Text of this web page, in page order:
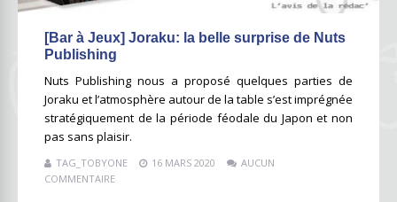
[Bar à Jeux] Joraku: la belle surprise de Nuts
Publishing
Nuts Publishing nous a proposé quelques parties de
Joraku et l’atmosphère autour de la table s’est imprégnée
stratégiquement de la période féodale du Japon et non
pas sans plaisir.
TAG_TOBYONE 16 MARS 2020
AUCUN
COMMENTAIRE